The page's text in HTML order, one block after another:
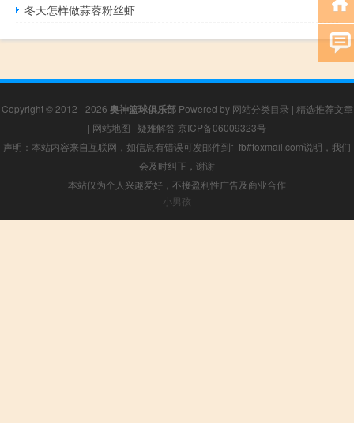
冬天怎样做蒜蓉粉丝虾
Copyright © 2012 - 2026 奥神篮球俱乐部Powered by 网站分类目录 | 精选推荐文章
| 网站地图 | 疑难解答 京ICP备06009323号
声明：本站内容来自互联网，如信息有错误可发邮件到f_fb#foxmail.com说明，我们
会及时纠正，谢谢
本站仅为个人兴趣爱好，不接盈利性广告及商业合作
小男孩